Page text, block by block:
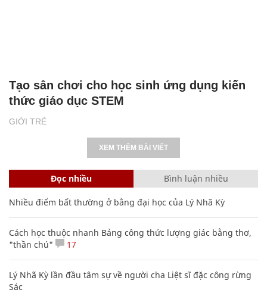
GIỚI TRẺ
Tạo sân chơi cho học sinh ứng dụng kiến
thức giáo dục STEM
XEM THÊM BÀI VIẾT
Đọc nhiều Bình luận nhiều
Nhiều điểm bất thường ở bằng đại học của Lý Nhã Kỳ
Cách học thuộc nhanh Bảng công thức lượng giác bằng thơ,
"thần chú"
17
Lý Nhã Kỳ lần đầu tâm sự về người cha Liệt sĩ đặc công rừng
Sác